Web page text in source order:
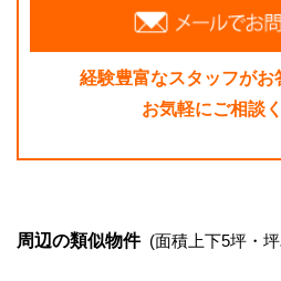
経験豊富なスタッフがお
お気軽にご相談
周辺の類似物件 (面積上下5坪・